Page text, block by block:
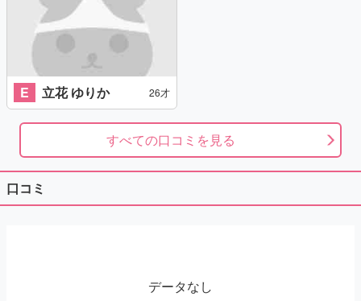
E 立花 ゆりか 26才
すべての口コミを見る
口コミ
データなし